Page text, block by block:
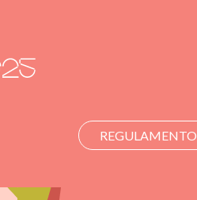
REGULAMENTO